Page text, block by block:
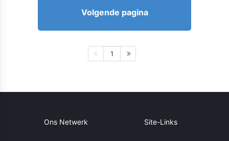
Volgende pagina
1
Ons Netwerk Site-Links